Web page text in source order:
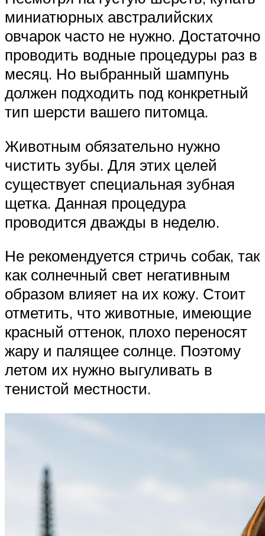
миниатюрных австралийских
овчарок часто не нужно. Достаточно
проводить водные процедуры раз в
месяц. Но выбранный шампунь
должен подходить под конкретный
тип шерсти вашего питомца.
Животным обязательно нужно
чистить зубы. Для этих целей
существует специальная зубная
щетка. Данная процедура
проводится дважды в неделю.
Не рекомендуется стричь собак, так
как солнечный свет негативным
образом влияет на их кожу. Стоит
отметить, что животные, имеющие
красный оттенок, плохо переносят
жару и палящее солнце. Поэтому
летом их нужно выгуливать в
тенистой местности.